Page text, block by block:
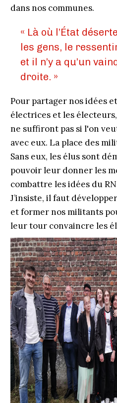
dans nos communes.
« Là où l’État
les gens, le
et il n’y a qu’un
droite. »
Pour partager nos idées
électrices et les
ne suffiront pas si l'on
avec eux. La place des
Sans eux, les élus sont
pouvoir leur donner les
combattre les idées du
J’insiste, il faut
et former nos militants
leur tour convaincre les